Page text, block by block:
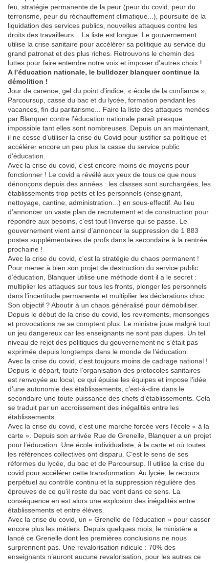
feu, stratégie permanente de la peur (peur du covid, peur du
terrorisme, peur du réchauffement climatique...), poursuite de la
liquidation des services publics, nouvelles attaques contre les
droits des travailleurs... La liste est longue. Le gouvernement
utilise la crise sanitaire pour accélérer sa politique au service du
grand patronat et des plus riches. Retrouvons le chemin des
luttes pour faire entendre notre voix et imposer d’autres choix !
A l’éducation nationale, le bulldozer blanquer continue la
démolition !
Jour de carence, gel du point d’indice, « école de la confiance »,
Parcoursup, casse du bac et du lycée, formation pendant les
vacances, fin du paritarisme... Faire la liste des attaques menées
par Blanquer contre l’éducation nationale paraît presque
impossible tant elles sont nombreuses. Depuis un an maintenant,
il ne cesse d’utiliser la crise du Covid pour justifier sa politique et
accélérer encore un peu plus la casse du service public
d’éducation.
Avec la crise du covid, c’est encore moins de moyens pour
fonctionner ! Le covid a révélé aux yeux de tous ce que nous
dénonçons depuis des années : les classes sont surchargées, les
établissements trop petits et les personnels (enseignant,
nettoyage, cantine, administration...) en sous-effectif. Au lieu
d’annoncer un vaste plan de recrutement et de construction pour
répondre aux besoins, c’est tout l’inverse qui se passe. Le
gouvernement vient ainsi d’annoncer la suppression de 1 883
postes supplémentaires de profs dans le secondaire à la rentrée
prochaine !
Avec la crise du covid, c’est la stratégie du chaos permanent !
Pour mener à bien son projet de destruction du service public
d’éducation, Blanquer utilise une méthode dont il a le secret :
multiplier les attaques sur tous les fronts, plonger les personnels
dans l’incertitude permanente et multiplier les déclarations choc.
Son objectif ? Aboutir à un chaos généralisé pour démobiliser.
Depuis le début de la crise du covid, les revirements, mensonges
et provocations ne se comptent plus. Le ministre joue malgré tout
un jeu dangereux car les enseignants ne sont pas dupes. Un tel
niveau de rejet des politiques du gouvernement ne s’était pas
exprimée depuis longtemps dans le monde de l’éducation.
Avec la crise du covid, c’est toujours moins de cadrage national !
Depuis le départ, toute l’organisation des protocoles sanitaires
est renvoyée au local, ce qui épuise les équipes et impose l’idée
d’une autonomie des établissements, c’est-à-dire dans le
secondaire une toute puissance des chefs d’établissements. Cela
se traduit par un accroissement des inégalités entre les
établissements.
Avec la crise du covid, c’est une marche forcée vers l’école « à la
carte ». Depuis son arrivée Rue de Grenelle, Blanquer a un projet
pour l’éducation. Une école individualiste, à la carte et où toutes
les références collectives ont disparu. C’est le sens de ses
réformes du lycée, du bac et de Parcoursup. Il utilise la crise du
covid pour accélérer cette transformation. Au lycée, le recours
perpétuel au contrôle continu et la suppression régulière des
épreuves de ce qu’il reste du bac vont dans ce sens. La
conséquence en est alors une explosion des inégalités entre
établissements et entre élèves.
Avec la crise du covid, un « Grenelle de l’éducation » pour casser
encore plus les métiers. Depuis quelques mois, le ministère a
lancé ce Grenelle dont les premières conclusions ne nous
surprennent pas. Une revalorisation ridicule : 70% des
enseignants n’auront aucune revalorisation, pour les autres ce